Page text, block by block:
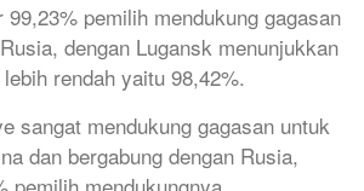
pemilih mendukung gagasan
dengan Lugansk menunjukkan
rendah yaitu 98,42%.
sangat mendukung gagasan untuk
dan bergabung dengan Rusia,